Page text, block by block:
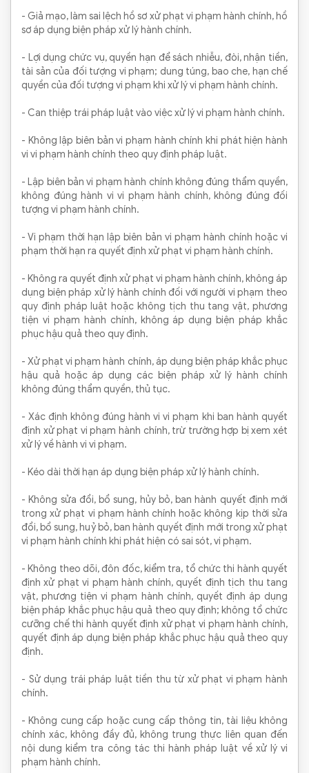
- Giả mạo, làm sai lệch hồ sơ xử phạt vi phạm hành chính, hồ
sơ áp dụng biện pháp xử lý hành chính.
- Lợi dụng chức vụ, quyền hạn để sách nhiễu, đòi, nhận tiền,
tài sản của đối tượng vi phạm; dung túng, bao che, hạn chế
quyền của đối tượng vi phạm khi xử lý vi phạm hành chính.
- Can thiệp trái pháp luật vào việc xử lý vi phạm hành chính.
- Không lập biên bản vi phạm hành chính khi phát hiện hành
vi vi phạm hành chính theo quy định pháp luật.
- Lập biên bản vi phạm hành chính không đúng thẩm quyền,
không đúng hành vi vi phạm hành chính, không đúng đối
tượng vi phạm hành chính.
- Vi phạm thời hạn lập biên bản vi phạm hành chính hoặc vi
phạm thời hạn ra quyết định xử phạt vi phạm hành chính.
- Không ra quyết định xử phạt vi phạm hành chính, không áp
dụng biện pháp xử lý hành chính đối với người vi phạm theo
quy định pháp luật hoặc không tịch thu tang vật, phương
tiện vi phạm hành chính, không áp dụng biện pháp khắc
phục hậu quả theo quy định.
- Xử phạt vi phạm hành chính, áp dụng biện pháp khắc phục
hậu quả hoặc áp dụng các biện pháp xử lý hành chính
không đúng thẩm quyền, thủ tục.
- Xác định không đúng hành vi vi phạm khi ban hành quyết
định xử phạt vi phạm hành chính, trừ trường hợp bị xem xét
xử lý về hành vi vi phạm.
- Kéo dài thời hạn áp dụng biện pháp xử lý hành chính.
- Không sửa đổi, bổ sung, hủy bỏ, ban hành quyết định mới
trong xử phạt vi phạm hành chính hoặc không kịp thời sửa
đổi, bổ sung, huỷ bỏ, ban hành quyết định mới trong xử phạt
vi phạm hành chính khi phát hiện có sai sót, vi phạm.
- Không theo dõi, đôn đốc, kiểm tra, tổ chức thi hành quyết
định xử phạt vi phạm hành chính, quyết định tịch thu tang
vật, phương tiện vi phạm hành chính, quyết định áp dụng
biện pháp khắc phục hậu quả theo quy định; không tổ chức
cưỡng chế thi hành quyết định xử phạt vi phạm hành chính,
quyết định áp dụng biện pháp khắc phục hậu quả theo quy
định.
- Sử dụng trái pháp luật tiền thu từ xử phạt vi phạm hành
chính.
- Không cung cấp hoặc cung cấp thông tin, tài liệu không
chính xác, không đầy đủ, không trung thực liên quan đến
nội dung kiểm tra công tác thi hành pháp luật về xử lý vi
phạm hành chính.